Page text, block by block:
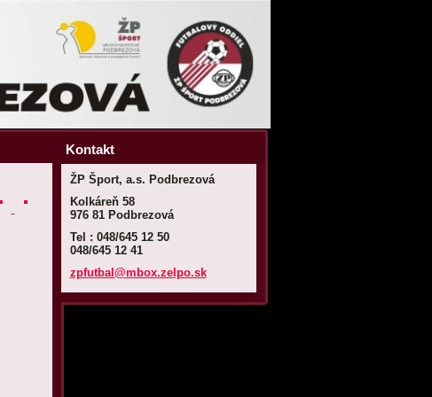
Kontakt
ŽP Šport, a.s. Podbrezová
Kolkáreň 58
976 81 Podbrezová
Tel : 048/645 12 50
048/645 12 41
zpfutbal @mbox.zelpo.sk